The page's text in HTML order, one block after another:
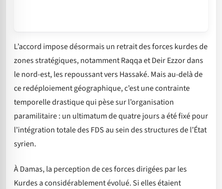
L’accord impose désormais un retrait des forces kurdes de
zones stratégiques, notamment Raqqa et Deir Ezzor dans
le nord-est, les repoussant vers Hassaké. Mais au-delà de
ce redéploiement géographique, c’est une contrainte
temporelle drastique qui pèse sur l’organisation
paramilitaire : un ultimatum de quatre jours a été fixé pour
l’intégration totale des FDS au sein des structures de l’État
syrien.
À Damas, la perception de ces forces dirigées par les
Kurdes a considérablement évolué. Si elles étaient